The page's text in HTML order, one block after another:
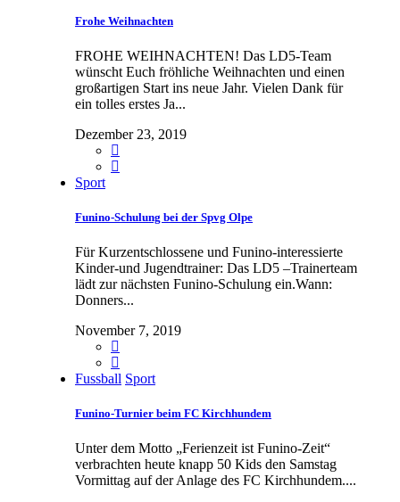
Frohe Weihnachten
FROHE WEIHNACHTEN! Das LD5-Team
wünscht Euch fröhliche Weihnachten und einen
großartigen Start ins neue Jahr. Vielen Dank für
ein tolles erstes Ja...
Dezember 23, 2019
Sport
Funino-Schulung bei der Spvg Olpe
Für Kurzentschlossene und Funino-interessierte
Kinder-und Jugendtrainer: Das LD5 –Trainerteam
lädt zur nächsten Funino-Schulung ein.Wann:
Donners...
November 7, 2019
Fussball Sport
Funino-Turnier beim FC Kirchhundem
Unter dem Motto „Ferienzeit ist Funino-Zeit“
verbrachten heute knapp 50 Kids den Samstag
Vormittag auf der Anlage des FC Kirchhundem....